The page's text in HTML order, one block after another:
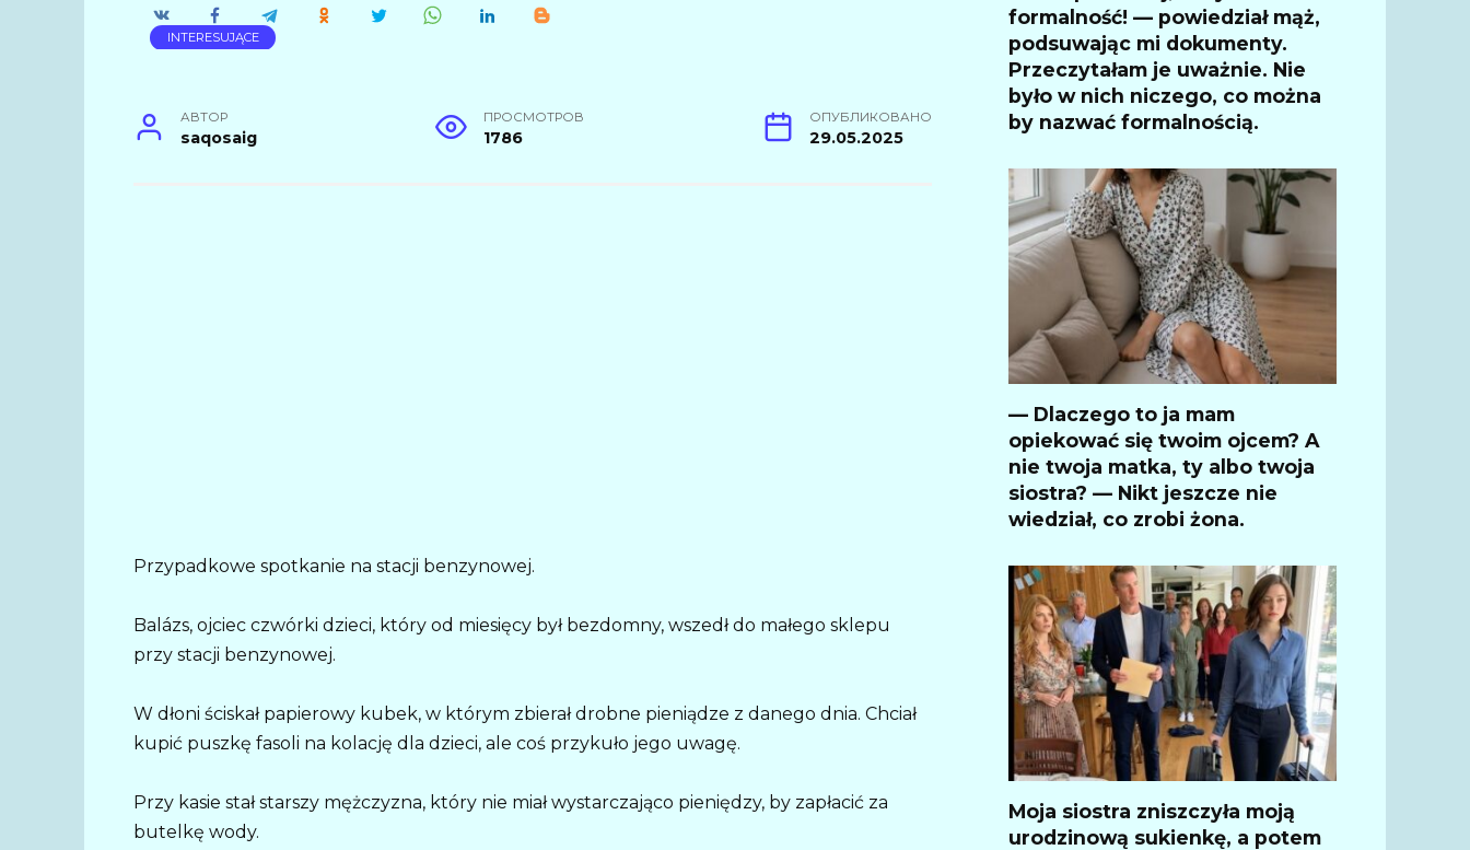
INTERESUJĄCE
АВТОР
saqosaig
ПРОСМОТРОВ
1786
ОПУБЛИКОВАНО
29.05.2025
Przypadkowe spotkanie na stacji benzynowej.
Balázs, ojciec czwórki dzieci, który od miesięcy był bezdomny, wszedł do małego sklepu
przy stacji benzynowej.
W dłoni ściskał papierowy kubek, w którym zbierał drobne pieniądze z danego dnia. Chciał
kupić puszkę fasoli na kolację dla dzieci, ale coś przykuło jego uwagę.
Przy kasie stał starszy mężczyzna, który nie miał wystarczająco pieniędzy, by zapłacić za
butelkę wody.
formalność! — powiedział mąż,
podsuwając mi dokumenty.
Przeczytałam je uważnie. Nie
było w nich niczego, co można
by nazwać formalnością.
— Dlaczego to ja mam
opiekować się twoim ojcem? A
nie twoja matka, ty albo twoja
siostra? — Nikt jeszcze nie
wiedział, co zrobi żona.
Moja siostra zniszczyła moją
urodzinową sukienkę, a potem